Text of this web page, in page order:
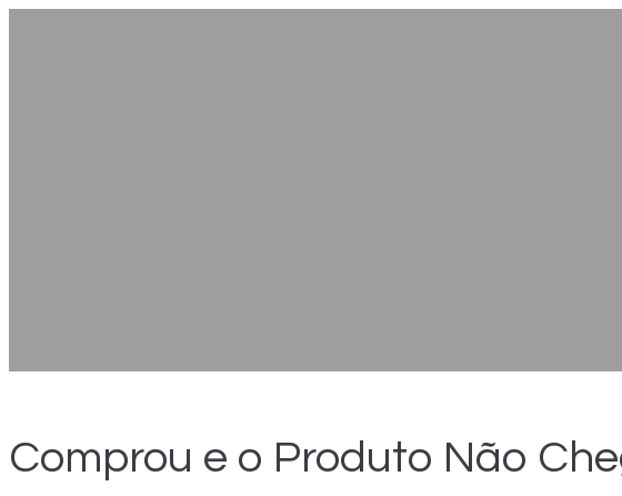
Comprou e o Produto Não